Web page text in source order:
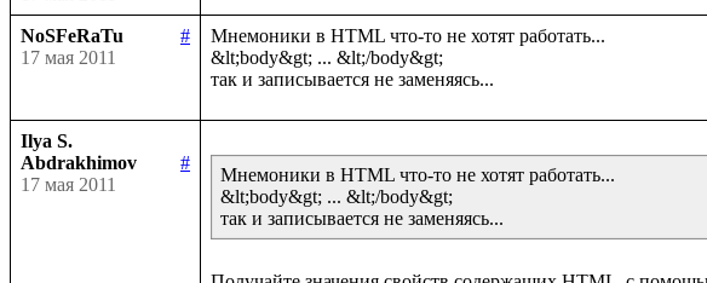
NoSFeRaTu
#
17 мая 2011
Мнемоники в HTML что-то не хотят работать...
&lt;body&gt; ... &lt;/body&gt;
Ilya S.
Abdrakhimov
#
17 мая 2011
Мнемоники в HTML что-то не хотят работать...
&lt;body&gt; ... &lt;/body&gt;
так и записывается не заменяясь...